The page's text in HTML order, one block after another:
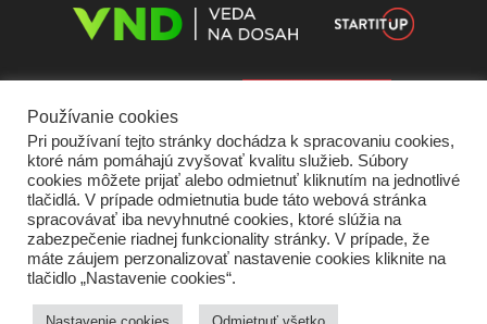
Domov O nás Kontakt Vydavateľ
Podmienky používania
Ochrana súkromia Štatút súťaží
Používanie cookies
Pri používaní tejto stránky dochádza k spracovaniu cookies,
ktoré nám pomáhajú zvyšovať kvalitu služieb. Súbory
cookies môžete prijať alebo odmietnuť kliknutím na jednotlivé
tlačidlá. V prípade odmietnutia bude táto webová stránka
spracovávať iba nevyhnutné cookies, ktoré slúžia na
zabezpečenie riadnej funkcionality stránky. V prípade, že
máte záujem perzonalizovať nastavenie cookies kliknite na
tlačidlo „Nastavenie cookies“.